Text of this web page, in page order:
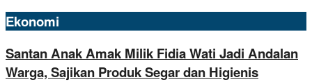
Ekonomi
Santan Anak Amak Milik Fidia Wati Jadi Andalan
Warga, Sajikan Produk Segar dan Higienis